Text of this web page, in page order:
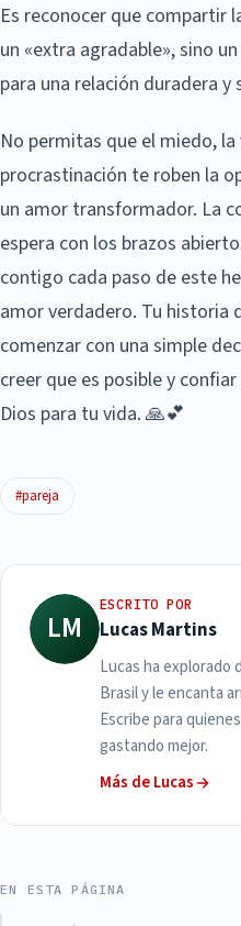
Es reconocer que compartir
un «extra agradable», sino
para una relación duradera
No permitas que el miedo, la
procrastinación te roben la
un amor transformador. La
espera con los brazos
contigo cada paso de este
amor verdadero. Tu historia
comenzar con una simple
creer que es posible y
Dios para tu vida. 🙏💕
#pareja
LM
ESCRITO POR
Lucas Martins
Lucas ha
Brasil y le encanta
Escribe para
gastando mejor.
Más de Lucas
EN ESTA PÁGINA